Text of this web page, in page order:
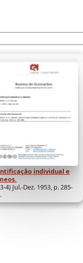
individual e
4) Jul.-Dez. 1953, p. 285-